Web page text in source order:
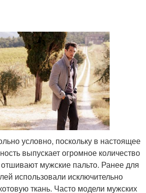
условно, поскольку в настоящее
выпускает огромное количество
мужские пальто. Ранее для
использовали исключительно
ткань. Часто модели мужских